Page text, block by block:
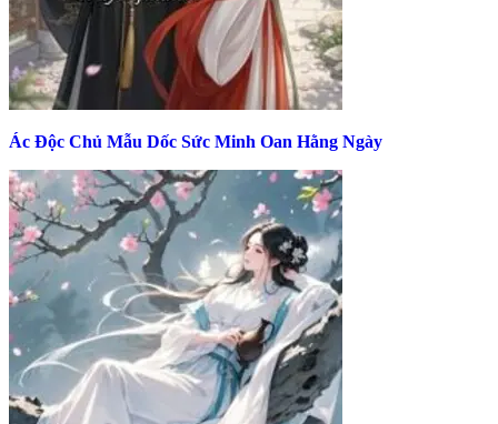
Ác Độc Chủ Mẫu Dốc Sức Minh Oan Hằng Ngày